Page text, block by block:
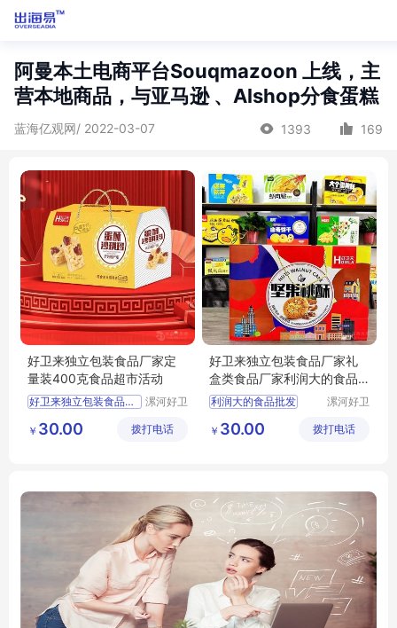
阿曼本土电商平台Souqmazoon 上线，主
营本地商品，与亚马逊 、Alshop分食蛋糕
蓝海亿观网/ 2022-03-07 1393 169
好卫来独立包装食品厂家定
量装400克食品超市活动
好卫来独立包装食品厂家定量装400克食品超市活动
漯河好卫
限公司
￥ 30.00 拨打电话
好卫来独立包装食品厂家礼
盒类食品厂家利润大的食品
批发
利润大的食品批发
漯河好卫
限公司
￥ 30.00 拨打电话